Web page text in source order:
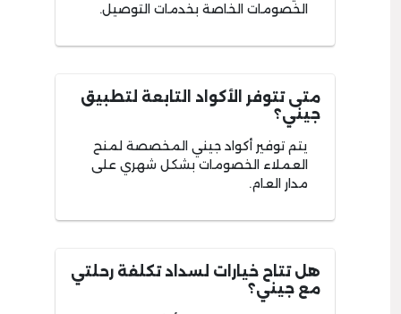
الخصومات الخاصة بخدمات التوصيل.
متى تتوفر الأكواد التابعة لتطبيق
جيني؟
يتم توفير أكواد جيني المخصصة لمنح
العملاء الخصومات بشكل شهري على
مدار العام.
هل تتاح خيارات لسداد تكلفة رحلتي
مع جيني؟